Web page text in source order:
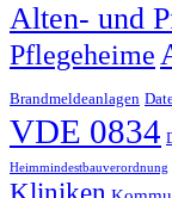
Alten- und
Pflegeheime
Brandmeldeanlagen
VDE 0834
Heimmindestbauverordnung